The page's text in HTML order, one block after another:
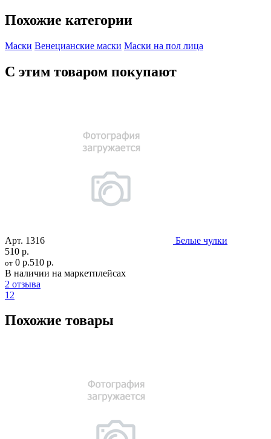
Похожие категории
Маски Венецианские маски Маски на пол лица
С этим товаром покупают
Арт. 1316
Белые чулки
510 р.
от 0 р.510 р.
В наличии на маркетплейсах
2 отзыва
12
Похожие товары